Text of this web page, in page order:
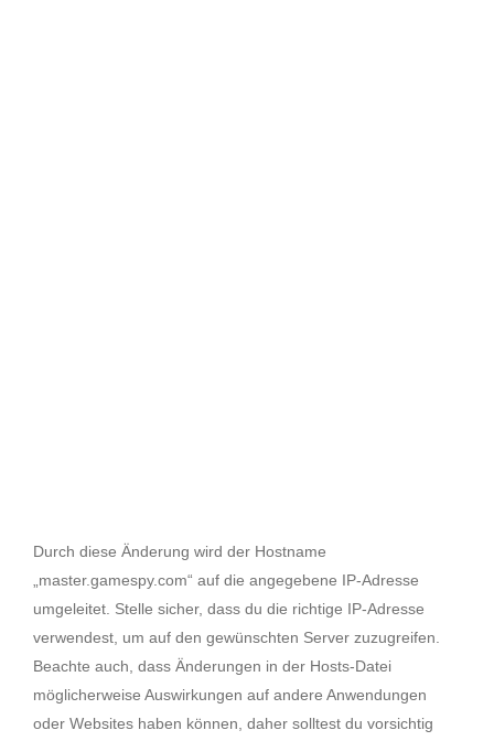
Durch diese Änderung wird der Hostname
„master.gamespy.com“ auf die angegebene IP-Adresse
umgeleitet. Stelle sicher, dass du die richtige IP-Adresse
verwendest, um auf den gewünschten Server zuzugreifen.
Beachte auch, dass Änderungen in der Hosts-Datei
möglicherweise Auswirkungen auf andere Anwendungen
oder Websites haben können, daher solltest du vorsichtig